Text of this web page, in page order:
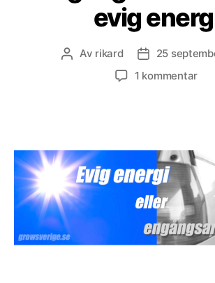
evig
Inläggsförfattare
Av rikard Inläggsdatum
25
1 kommentartill